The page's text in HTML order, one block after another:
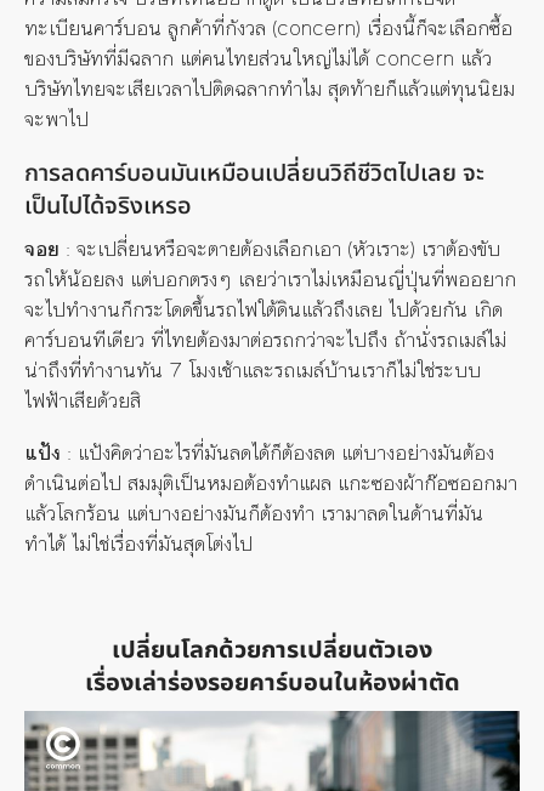
ทะเบียนคาร์บอน ลูกค้าที่กังวล (concern) เรื่องนี้ก็จะเลือกซื้อ
ของบริษัทที่มีฉลาก แต่คนไทยส่วนใหญ่ไม่ได้ concern แล้ว
บริษัทไทยจะเสียเวลาไปติดฉลากทำไม สุดท้ายก็แล้วแต่ทุนนิยม
จะพาไป
การลดคาร์บอนมันเหมือนเปลี่ยนวิถีชีวิตไปเลย จะ
เป็นไปได้จริงเหรอ
จอย : จะเปลี่ยนหรือจะตายต้องเลือกเอา (หัวเราะ) เราต้องขับ
รถให้น้อยลง แต่บอกตรงๆ เลยว่าเราไม่เหมือนญี่ปุ่นที่พออยาก
จะไปทำงานก็กระโดดขึ้นรถไฟใต้ดินแล้วถึงเลย ไปด้วยกัน เกิด
คาร์บอนทีเดียว ที่ไทยต้องมาต่อรถกว่าจะไปถึง ถ้านั่งรถเมล์ไม่
น่าถึงที่ทำงานทัน 7 โมงเช้าและรถเมล์บ้านเราก็ไม่ใช่ระบบ
ไฟฟ้าเสียด้วยสิ
แป้ง : แป้งคิดว่าอะไรที่มันลดได้ก็ต้องลด แต่บางอย่างมันต้อง
ดำเนินต่อไป สมมุติเป็นหมอต้องทำแผล แกะซองผ้าก๊อซออกมา
แล้วโลกร้อน แต่บางอย่างมันก็ต้องทำ เรามาลดในด้านที่มัน
ทำได้ ไม่ใช่เรื่องที่มันสุดโต่งไป
เปลี่ยนโลกด้วยการเปลี่ยนตัวเอง
เรื่องเล่าร่องรอยคาร์บอนในห้องผ่าตัด